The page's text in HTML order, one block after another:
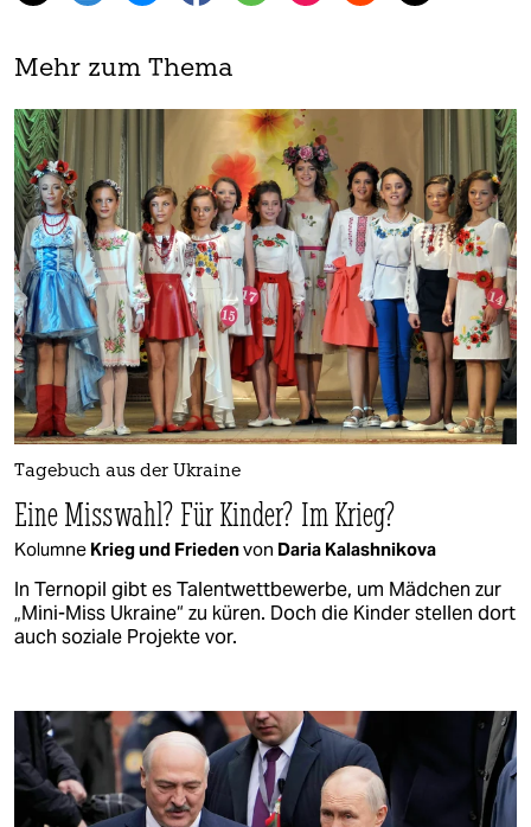
Mehr zum Thema
Tagebuch aus der Ukraine
Eine Misswahl? Für Kinder? Im Krieg?
Kolumne Krieg und Friedenvon Daria Kalashnikova
In Ternopil gibt es Talentwettbewerbe, um Mädchen zur
„Mini-Miss Ukraine“ zu küren. Doch die Kinder stellen dort
auch soziale Projekte vor.